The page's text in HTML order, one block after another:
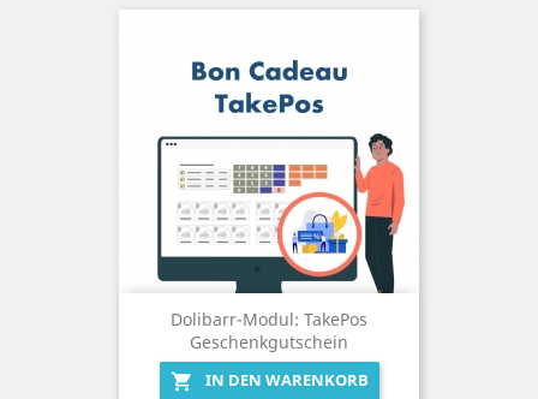
Dolibarr-Modul: TakePos
Geschenkgutschein

IN DEN WARENKORB